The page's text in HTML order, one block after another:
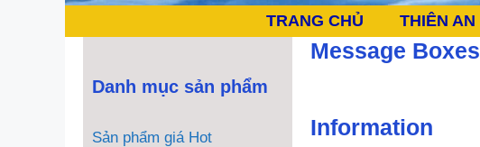
TRANG CHỦ THIÊN AN
Message Boxes
Information
Danh mục sản phẩm
Sản phẩm giá Hot